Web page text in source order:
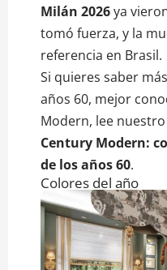
Milán 2026ya
tomó fuerza, y la
referencia en Brasil.
Si quieres saber
años 60, mejor
Modern, lee
Century Modern:
de los años 60.
Colores del año